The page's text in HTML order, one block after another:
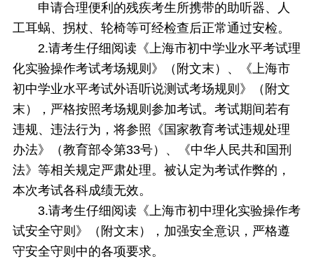
申请合理便利的残疾考生所携带的助听器、人
工耳蜗、拐杖、轮椅等可经检查后正常通过安检。
2.请考生仔细阅读《上海市初中学业水平考试理
化实验操作考试考场规则》（附文末）、《上海市
初中学业水平考试外语听说测试考场规则》（附文
末），严格按照考场规则参加考试。考试期间若有
违规、违法行为，将参照《国家教育考试违规处理
办法》（教育部令第33号）、《中华人民共和国刑
法》等相关规定严肃处理。被认定为考试作弊的，
本次考试各科成绩无效。
3.请考生仔细阅读《上海市初中理化实验操作考
试安全守则》（附文末），加强安全意识，严格遵
守安全守则中的各项要求。